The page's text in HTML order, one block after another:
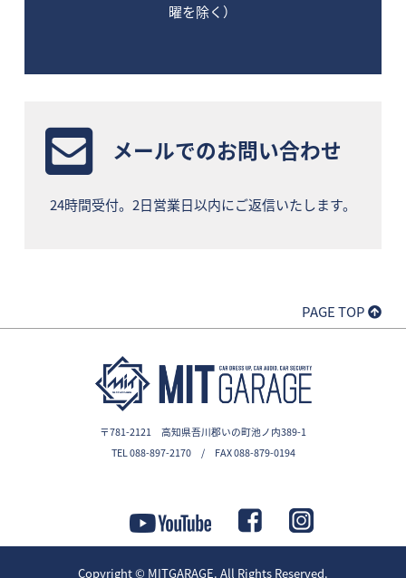
曜を除く）
メールでのお問い合わせ
24時間受付。2日営業日以内にご返信いたします。
PAGE TOP
〒781-2121 高知県吾川郡いの町池ノ内389-1
TEL 088-897-2170 / FAX 088-879-0194
Copyright © MITGARAGE. All Rights Reserved.